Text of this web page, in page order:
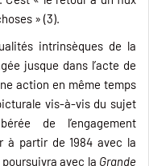
» (3).
intrinsèques de la
jusque dans l’acte de
action en même temps
vis-à-vis du sujet
de l’engagement
à partir de 1984 avec la
poursuivra avec la Grande